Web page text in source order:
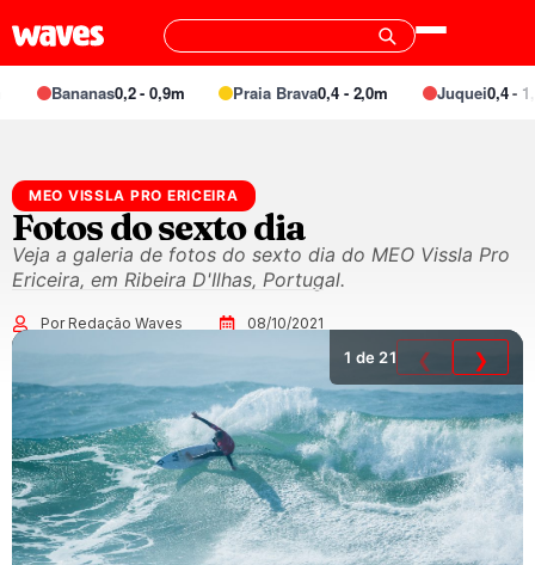
Bananas0,2 - 0,9m Praia Brava0,4 - 2,0m Juquei0,4 -
MEO VISSLA PRO ERICEIRA
Fotos do sexto dia
Veja a galeria de fotos do sexto dia do MEO Vissla Pro
Ericeira, em Ribeira D'Ilhas, Portugal.
Por Redação Waves 08/10/2021
1 de 21 ❮ ❯